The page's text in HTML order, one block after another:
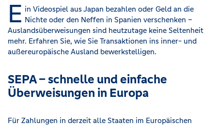
E in Videospiel aus Japan bezahlen oder Geld an die
Nichte oder den Neffen in Spanien verschenken –
Auslandsüberweisungen sind heutzutage keine Seltenheit
mehr. Erfahren Sie, wie Sie Transaktionen ins inner- und
außereuropäische Ausland bewerkstelligen.
SEPA – schnelle und einfache
Überweisungen in Europa
Für Zahlungen in derzeit alle Staaten im Europäischen